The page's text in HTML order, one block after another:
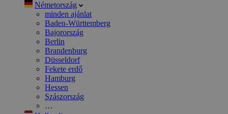
Németország
minden ajánlat
Baden-Württemberg
Bajorország
Berlin
Brandenburg
Düsseldorf
Fekete erdő
Hamburg
Hessen
Szászország
…